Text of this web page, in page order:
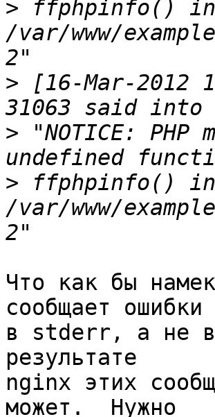
> ffphpinfo() in
/var/www/
> [16-Mar-2012
> "NOTICE:
> ffphpinfo() in
/var/www/
Что как бы
сообщает ошибки
в stderr, а не в
результате
nginx этих
может.  Нужно